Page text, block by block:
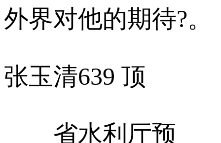
外界对他的期待?。
张玉清639 顶
省水利厅预